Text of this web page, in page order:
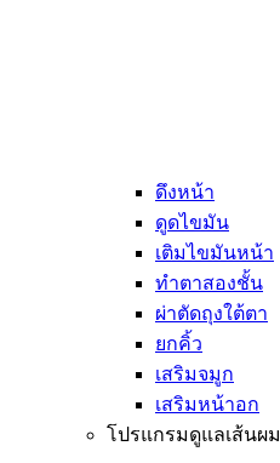
ดึงหน้า
ดูดไขมัน
เติมไขมันหน้า
ทำตาสองชั้น
ผ่าตัดถุงใต้ตา
ยกคิ้ว
เสริมจมูก
เสริมหน้าอก
โปรแกรมดูแลเส้นผม